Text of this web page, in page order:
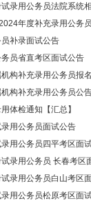
录用公务员法院系统
年度补充录用公务
补录面试公告
员省直考区面试公告
构补充录用公务员报
构补充录用公务员公
体检通知【汇总】
用公务员面试公告
用公务员四平考区面
录用公务员 长春考区
录用公务员白山考区
用公务员松原考区面